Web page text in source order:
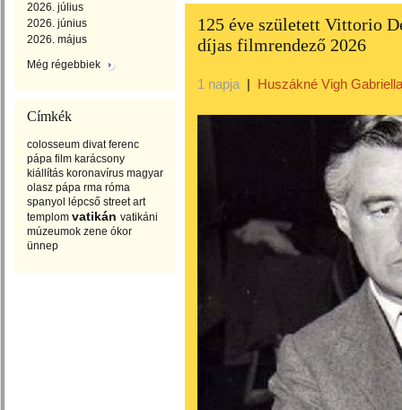
2026. július
2026. június
2026. május
Még régebbiek
Címkék
colosseum divat ferenc
pápa film karácsony
kiállítás koronavírus magyar
olasz pápa rma róma
spanyol lépcső street art
templom vatikán vatikáni
múzeumok zene ókor
ünnep
125 éve született Vittorio
díjas filmrendező 2026
1 napja | Huszákné Vigh Gabriella